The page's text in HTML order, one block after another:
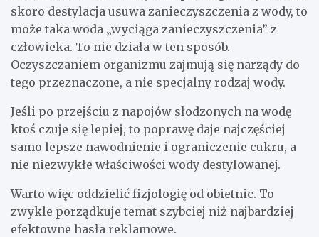
skoro destylacja usuwa zanieczyszczenia z wody, to
może taka woda „wyciąga zanieczyszczenia” z
człowieka. To nie działa w ten sposób.
Oczyszczaniem organizmu zajmują się narządy do
tego przeznaczone, a nie specjalny rodzaj wody.
Jeśli po przejściu z napojów słodzonych na wodę
ktoś czuje się lepiej, to poprawę daje najczęściej
samo lepsze nawodnienie i ograniczenie cukru, a
nie niezwykłe właściwości wody destylowanej.
Warto więc oddzielić fizjologię od obietnic. To
zwykle porządkuje temat szybciej niż najbardziej
efektowne hasła reklamowe.